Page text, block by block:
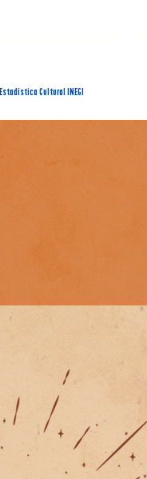
Estadística Cultural INEGI